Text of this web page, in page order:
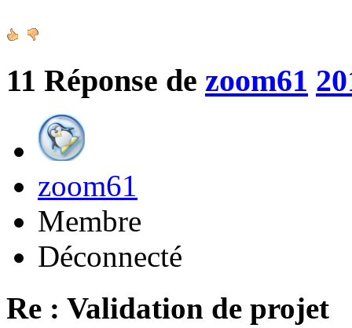
11 Réponse de zoom61
zoom61
Membre
Déconnecté
Re : Validation de projet